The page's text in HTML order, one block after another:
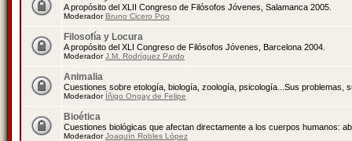
A propósito del XLII Congreso de Filósofos Jóvenes, Salamanca 2005.
ModeradorBruno Cicero Poo
Filosofía y Locura
A propósito del XLI Congreso de Filósofos Jóvenes, Barcelona 2004.
ModeradorJ.M. Rodríguez Pardo
Animalia
Cuestiones sobre etología, biología, zoología, psicología...Sus problemas,
Moderador Íñigo Ongay de Felipe
Bioética
Cuestiones biológicas que afectan directamente a los cuerpos humanos:
ModeradorJoaquín Robles López